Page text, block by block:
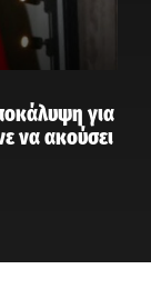
για
να ακούσει